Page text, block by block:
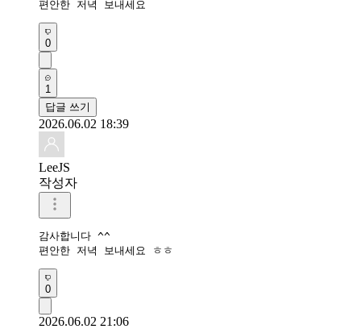
편안한 저녁 보내세요
0
1
답글 쓰기
2026.06.02 18:39
LeeJS
작성자
감사합니다 ^^
편안한 저녁 보내세요 ㅎㅎ
0
2026.06.02 21:06